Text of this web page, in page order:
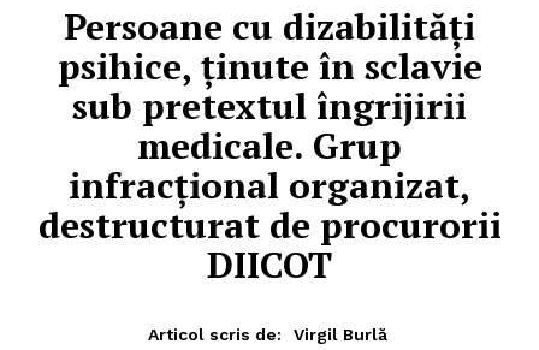
Persoane cu dizabilități
psihice, ținute în sclavie
sub pretextul îngrijirii
medicale. Grup
infracțional organizat,
destructurat de procurorii
DIICOT
Articol scris de:
Virgil Burlă